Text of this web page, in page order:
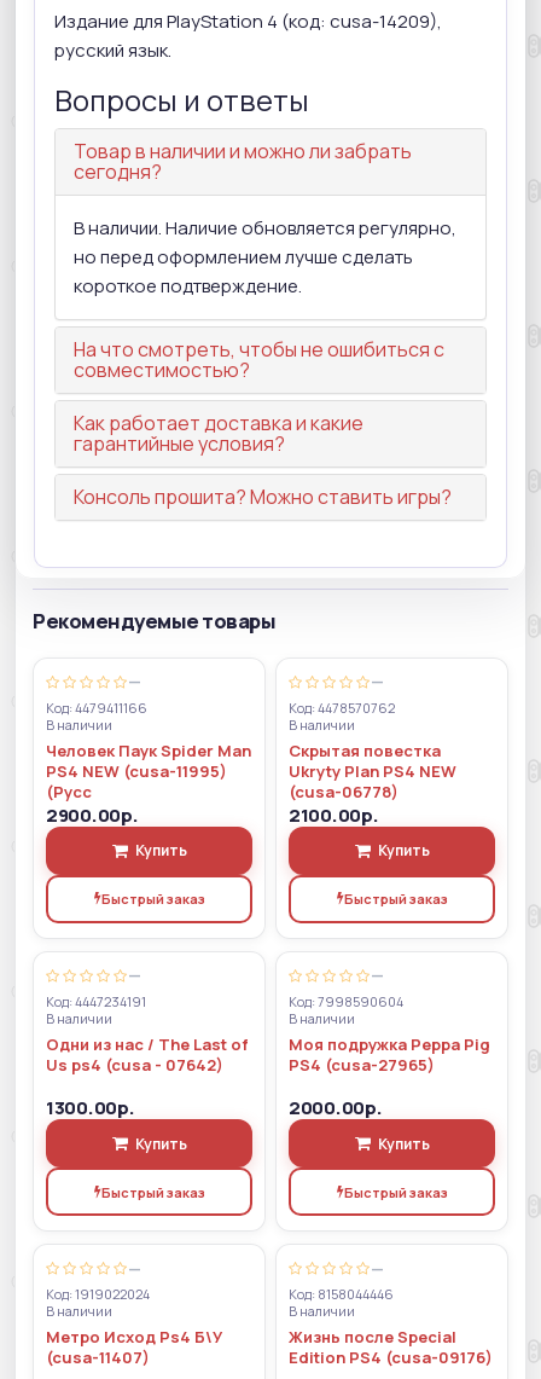
Издание для PlayStation 4 (код: cusa-14209),
русский язык.
Вопросы и ответы
Товар в наличии и можно ли забрать
сегодня?
В наличии. Наличие обновляется регулярно,
но перед оформлением лучше сделать
короткое подтверждение.
На что смотреть, чтобы не ошибиться с
совместимостью?
Как работает доставка и какие
гарантийные условия?
Консоль прошита? Можно ставить игры?
Рекомендуемые товары
—
Код: 4479411166
В наличии
Человек Паук Spider Man
PS4 NEW (cusa-11995)
(Русс
2900.00р.
Купить
Быстрый заказ
—
Код: 4478570762
В наличии
Скрытая повестка
Ukryty Plan PS4 NEW
(cusa-06778)
2100.00р.
Купить
Быстрый заказ
—
Код: 4447234191
В наличии
Одни из нас / The Last of
Us ps4 (cusa - 07642)
1300.00р.
Купить
Быстрый заказ
—
Код: 7998590604
В наличии
Моя подружка Peppa Pig
PS4 (cusa-27965)
2000.00р.
Купить
Быстрый заказ
—
Код: 1919022024
В наличии
Метро Исход Ps4 Б\У
(cusa-11407)
—
Код: 8158044446
В наличии
Жизнь после Special
Edition PS4 (cusa-09176)